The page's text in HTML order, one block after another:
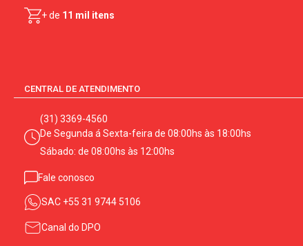
+ de 11 mil itens
CENTRAL DE ATENDIMENTO
(31) 3369-4560
De Segunda á Sexta-feira de 08:00hs às 18:00hs
Sábado: de 08:00hs às 12:00hs
Fale conosco
SAC +55 31 9744 5106
Canal do DPO